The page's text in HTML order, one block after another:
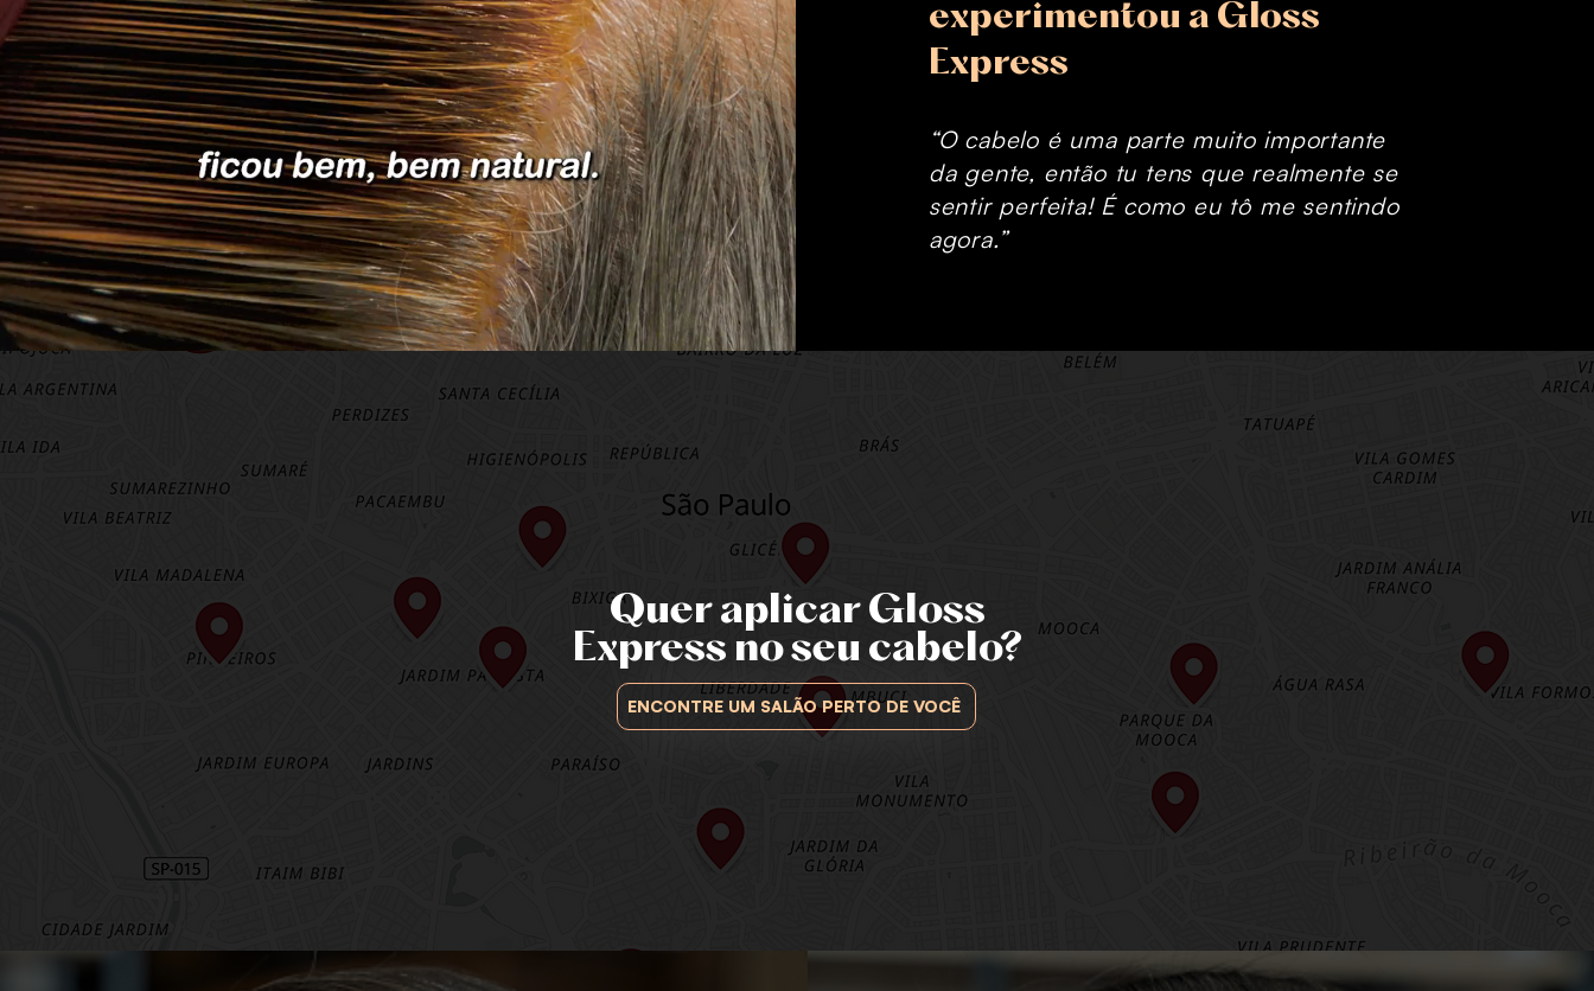
experimentou a Gloss
Express
“O cabelo é uma parte muito importante
da gente, então tu tens que realmente se
sentir perfeita! É como eu tô me sentindo
agora.”
Quer aplicar Gloss
Express no seu cabelo?
ENCONTRE UM SALÃO PERTO DE VOCÊ